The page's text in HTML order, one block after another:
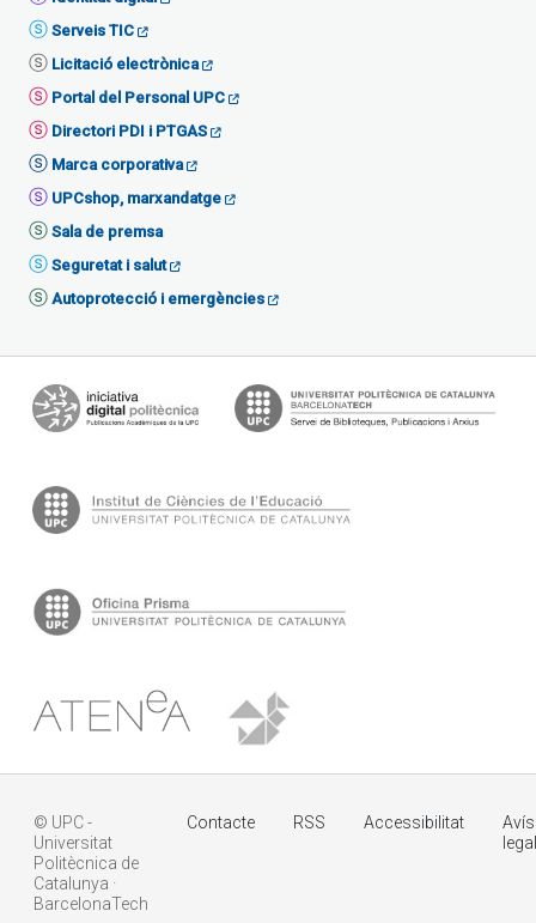
Serveis TIC
Licitació electrònica
Portal del Personal UPC
Directori PDI i PTGAS
Marca corporativa
UPCshop, marxandatge
Sala de premsa
Seguretat i salut
Autoprotecció i emergències
© UPC -
Universitat
Politècnica de
Catalunya ·
BarcelonaTech
Contacte RSS Accessibilitat
Avís
legal